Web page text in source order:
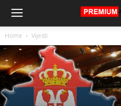
Home Vijesti